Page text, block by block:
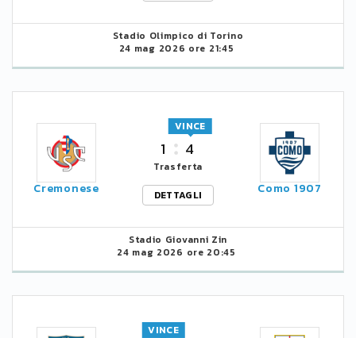
Stadio Olimpico di Torino
24 mag 2026 ore 21:45
Cremonese
1 4
VINCE
Trasferta
DETTAGLI
Como 1907
Stadio Giovanni Zin
24 mag 2026 ore 20:45
VINCE